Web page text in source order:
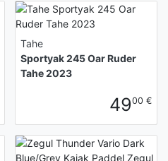
Tahe
Sportyak 245 Oar Ruder
Tahe 2023
4900 €